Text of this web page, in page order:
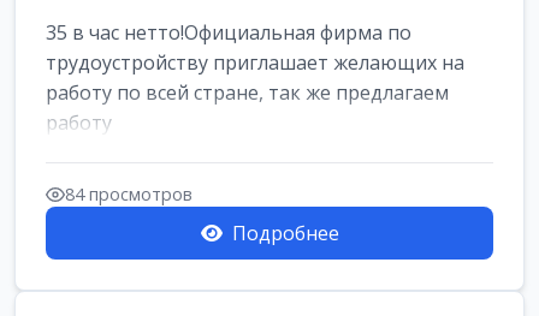
35 в час нетто!Официальная фирма по
трудоустройству приглашает желающих на
работу по всей стране, так же предлагаем
работу
84 просмотров
Подробнее